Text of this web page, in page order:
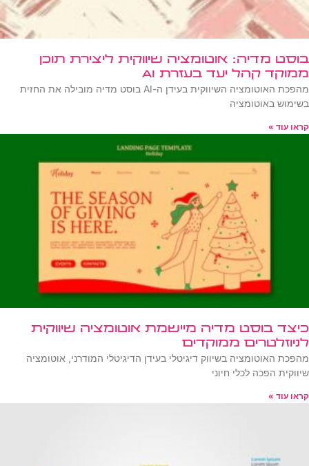
בוסט מדיה: אוטומציה שיווקית ליצירת תוכן
ממוקד קהל יעד בעזרת AI
מהפכת האוטומציה השיווקית בעידן ה-AI בוסט מדיה מובילה את החזית
בשימוש באוטומציה
קראו עוד »
כיצד בוסט מדיה מיישמת אוטומציה שיווקית
לניוזלטרים ממוקדים
מהפכת האוטומציה בשיווק דיגיטלי בעידן הדיגיטלי המודרני, אוטומציה
שיווקית הפכה לכלי חיוני
קראו עוד »